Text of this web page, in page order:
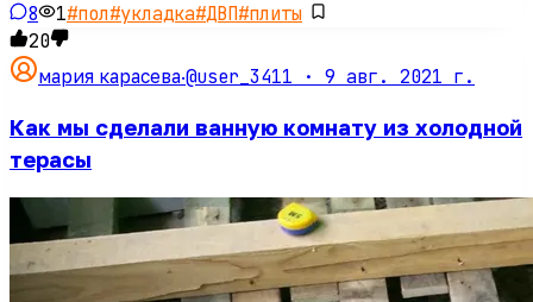
8 1#пол#укладка#ДВП#плиты
20
мария карасева·@user_3411 · 9 авг. 2021 г.
Как мы сделали ванную комнату из холодной
терасы